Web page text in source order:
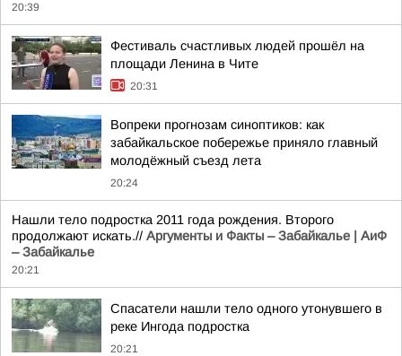
20:39
Фестиваль счастливых людей прошёл на
площади Ленина в Чите
20:31
Вопреки прогнозам синоптиков: как
забайкальское побережье приняло главный
молодёжный съезд лета
20:24
Нашли тело подростка 2011 года рождения. Второго
продолжают искать.// Аргументы и Факты – Забайкалье | АиФ
– Забайкалье
20:21
Спасатели нашли тело одного утонувшего в
реке Ингода подростка
20:21